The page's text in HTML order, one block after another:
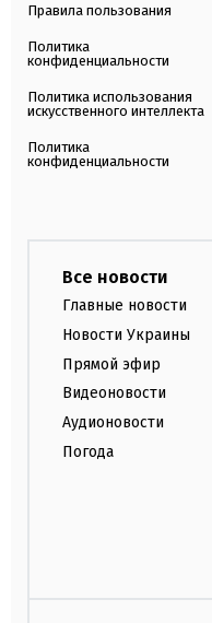
Правила пользования
Политика
конфиденциальности
Политика использования
искусственного интеллекта
Политика
конфиденциальности
Все новости
Главные новости
Новости Украины
Прямой эфир
Видеоновости
Аудионовости
Погода